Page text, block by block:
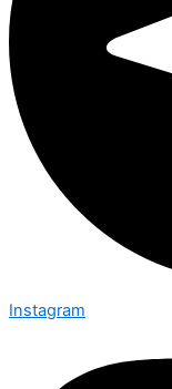
Instagram